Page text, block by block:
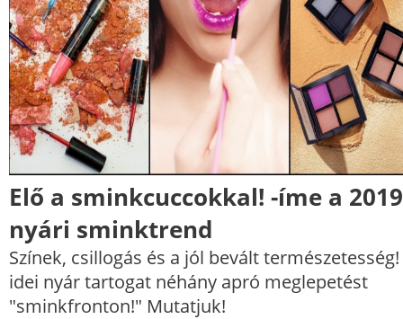
Elő a sminkcuccokkal! -íme a
nyári sminktrend
Színek, csillogás és a jól bevált természetesség!
idei nyár tartogat néhány apró meglepetést
"sminkfronton!" Mutatjuk!